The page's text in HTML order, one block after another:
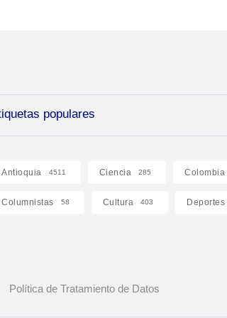
populares
Antioquia 4511 Ciencia 285 Colombia
Columnistas 58 Cultura 403 Deportes
Política de Tratamiento de Datos